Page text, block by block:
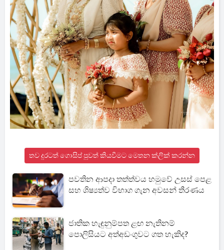
තව දුරටත් ගොසිප් පුවත් කියවීමට මෙතන ක්ලික් කරන්න
පවතින ආපදා තත්ත්වය හමුවේ උසස් පෙළ
සහ ශිෂ්‍යත්ව විභාග ගැන අවසන් තීරණය
ජාතික හැඳුනුම්පත ළඟ නැතිනම්
පොලිසියට අත්අඩංගුවට ගත හැකිද?